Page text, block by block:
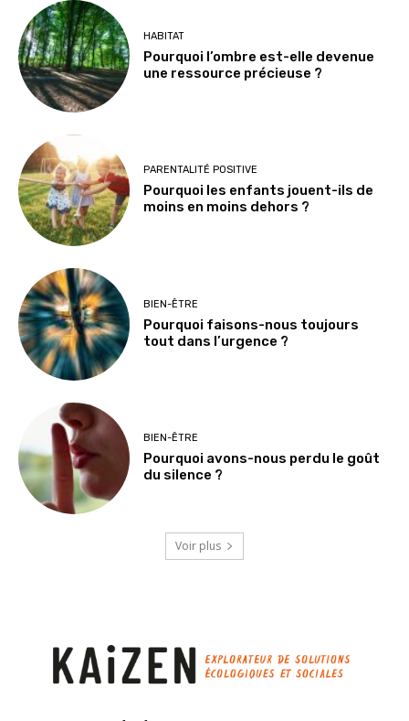
HABITAT
Pourquoi l’ombre est-elle devenue
une ressource précieuse ?
PARENTALITÉ POSITIVE
Pourquoi les enfants jouent-ils de
moins en moins dehors ?
BIEN-ÊTRE
Pourquoi faisons-nous toujours
tout dans l’urgence ?
BIEN-ÊTRE
Pourquoi avons-nous perdu le goût
du silence ?
Voir plus